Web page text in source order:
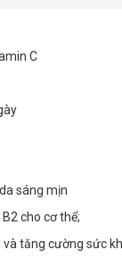
C
sáng mịn
cho cơ thể;
và tăng cường sức